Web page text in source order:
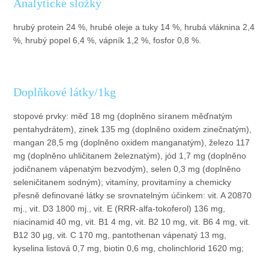
Analytické složky
hrubý protein 24 %, hrubé oleje a tuky 14 %, hrubá vláknina 2,4
%, hrubý popel 6,4 %, vápník 1,2 %, fosfor 0,8 %.
Doplňkové látky/1kg
stopové prvky: měď 18 mg (doplněno síranem měďnatým
pentahydrátem), zinek 135 mg (doplněno oxidem zinečnatým),
mangan 28,5 mg (doplněno oxidem manganatým), železo 117
mg (doplněno uhličitanem železnatým), jód 1,7 mg (doplněno
jodičnanem vápenatým bezvodým), selen 0,3 mg (doplněno
seleničitanem sodným); vitamíny, provitamíny a chemicky
přesně definované látky se srovnatelným účinkem: vit. A 20870
mj., vit. D3 1800 mj., vit. E (RRR-alfa-tokoferol) 136 mg,
niacinamid 40 mg, vit. B1 4 mg, vit. B2 10 mg, vit. B6 4 mg, vit.
B12 30 µg, vit. C 170 mg, pantothenan vápenatý 13 mg,
kyselina listová 0,7 mg, biotin 0,6 mg, cholinchlorid 1620 mg;